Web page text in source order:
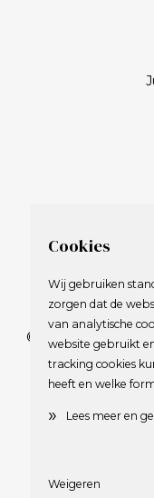
© 2009-2023
Alle
Deze
Cookies
Wij gebruiken
zorgen dat de
van analytische
website gebruikt
tracking cookies
heeft en welke
» Lees meer en
Weigeren